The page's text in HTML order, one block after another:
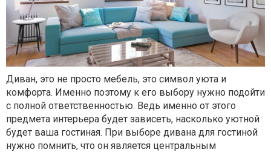
Диван, это не просто мебель, это символ уюта и
комфорта. Именно поэтому к его выбору нужно подойти
с полной ответственностью. Ведь именно от этого
предмета интерьера будет зависеть, насколько уютной
будет ваша гостиная. При выборе дивана для гостиной
нужно помнить, что он является центральным